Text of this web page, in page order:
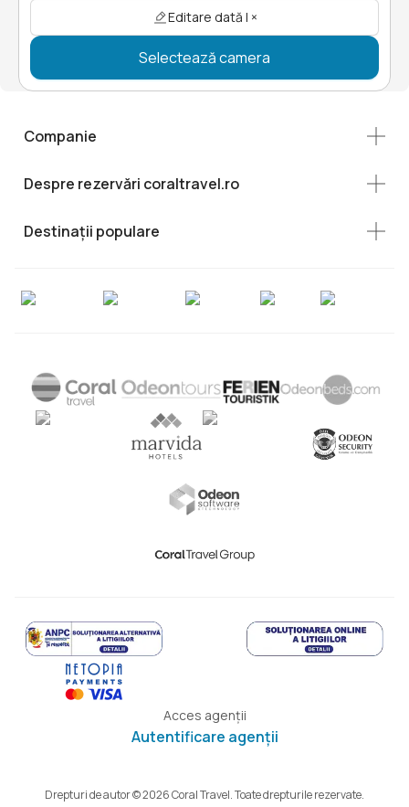
Editare dată | ×
Selectează camera
Companie
Despre rezervări coraltravel.ro
Destinații populare
Acces agenții
Autentificare agenții
Drepturi de autor © 2026 Coral Travel. Toate drepturile rezervate.